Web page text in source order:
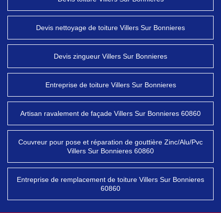
Devis nettoyage de toiture Villers Sur Bonnieres
Devis zingueur Villers Sur Bonnieres
Entreprise de toiture Villers Sur Bonnieres
Artisan ravalement de façade Villers Sur Bonnieres 60860
Couvreur pour pose et réparation de gouttière Zinc/Alu/Pvc
Villers Sur Bonnieres 60860
Entreprise de remplacement de toiture Villers Sur Bonnieres
60860